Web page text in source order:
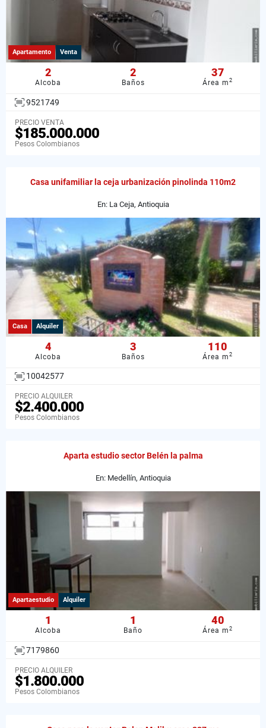
Apartamento Venta
2
Alcoba
2
Baños
37
Área m2
9521749
PRECIO VENTA
$185.000.000
Pesos Colombianos
Casa unifamiliar la ceja urbanización pinolinda 110m2
En: La Ceja, Antioquia
Casa Alquiler
4
Alcoba
3
Baños
110
Área m2
10042577
PRECIO ALQUILER
$2.400.000
Pesos Colombianos
Aparta estudio sector Belén la palma
En: Medellín, Antioquia
Apartaestudio Alquiler
1
Alcoba
1
Baño
40
Área m2
7179860
PRECIO ALQUILER
$1.800.000
Pesos Colombianos